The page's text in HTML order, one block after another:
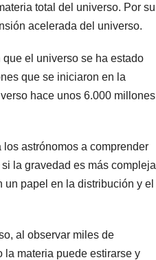
total del universo. Por su
acelerada del universo.
el universo se ha estado
que se iniciaron en la
hace unos 6.000 millones
astrónomos a comprender
la gravedad es más compleja
papel en la distribución y el
al observar miles de
materia puede estirarse y